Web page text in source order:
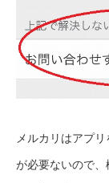
メルカリはアプ
が必要ないので